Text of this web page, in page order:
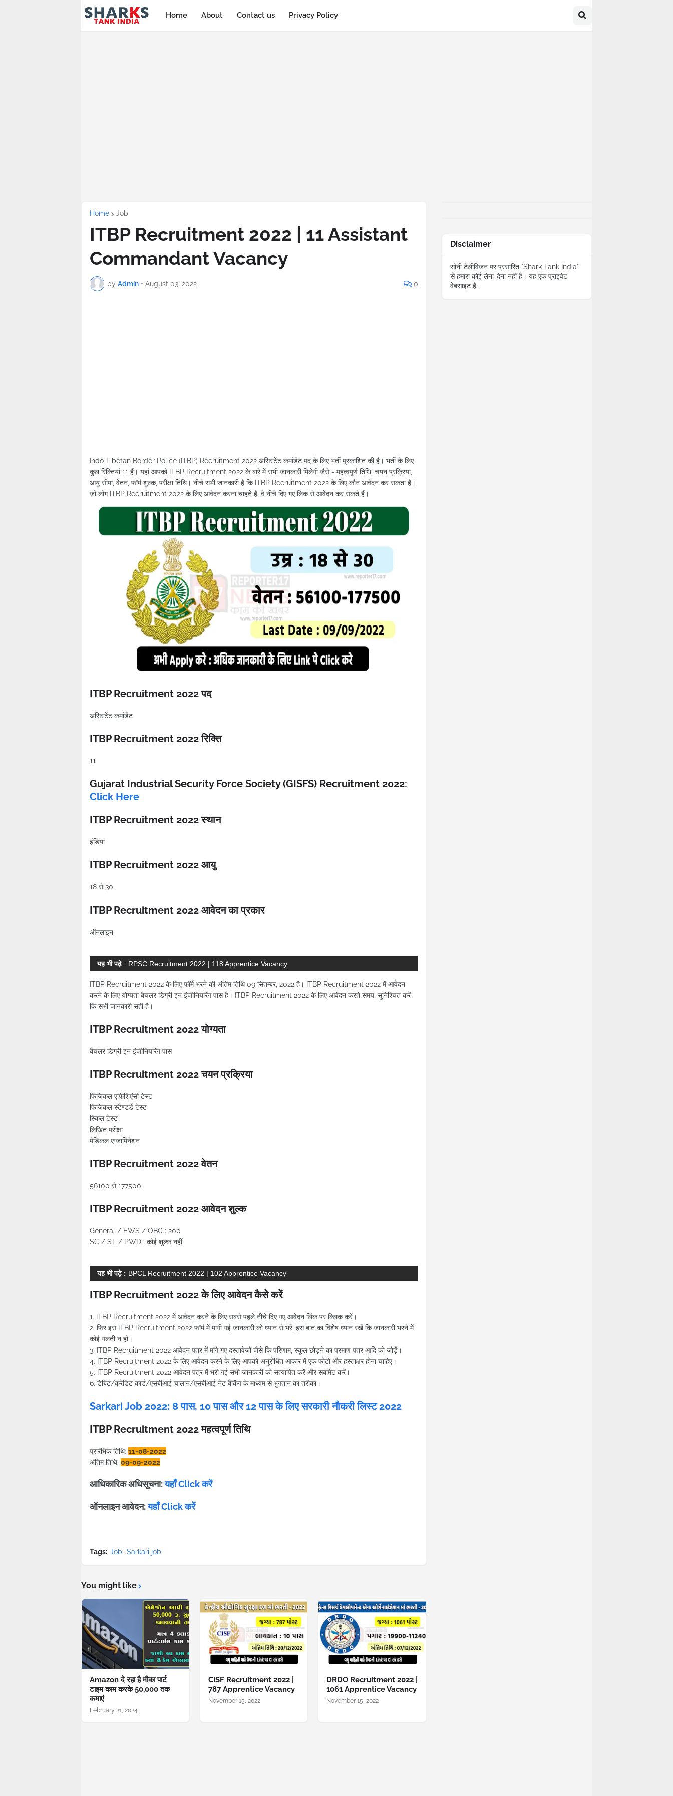
Home About Contact us Privacy Policy
Home Job
ITBP Recruitment 2022 | 11 Assistant
Commandant Vacancy
by Admin • August 03, 2022 0
Indo Tibetan Border Police (ITBP) Recruitment 2022 असिस्टेंट कमांडेंट पद के लिए भर्ती प्रकाशित की है। भर्ती के लिए
कुल रिक्तियां 11 हैं। यहां आपको ITBP Recruitment 2022 के बारे में सभी जानकारी मिलेगी जैसे - महत्वपूर्ण तिथि, चयन प्रक्रिया,
आयु सीमा, वेतन, फॉर्म शुल्क, परीक्षा तिथि। नीचे सभी जानकारी है कि ITBP Recruitment 2022 के लिए कौन आवेदन कर सकता है।
जो लोग ITBP Recruitment 2022 के लिए आवेदन करना चाहते हैं, वे नीचे दिए गए लिंक से आवेदन कर सकते हैं।
ITBP Recruitment 2022 पद
असिस्टेंट कमांडेंट
ITBP Recruitment 2022 रिक्ति
11
Gujarat Industrial Security Force Society (GISFS) Recruitment 2022:
Click Here
ITBP Recruitment 2022 स्थान
इंडिया
ITBP Recruitment 2022 आयु
18 से 30
ITBP Recruitment 2022 आवेदन का प्रकार
ऑनलाइन
यह भी पढ़े: RPSC Recruitment 2022 | 118 Apprentice Vacancy
ITBP Recruitment 2022 के लिए फॉर्म भरने की अंतिम तिथि 09 सितम्बर, 2022 है। ITBP Recruitment 2022 में आवेदन
करने के लिए योग्यता बैचलर डिग्री इन इंजीनियरिंग पास है। ITBP Recruitment 2022 के लिए आवेदन करते समय, सुनिश्चित करें
कि सभी जानकारी सही है।
ITBP Recruitment 2022 योग्यता
बैचलर डिग्री इन इंजीनियरिंग पास
ITBP Recruitment 2022 चयन प्रक्रिया
फिजिकल एफिशिएंसी टेस्ट
फिजिकल स्टैण्डर्ड टेस्ट
स्किल टेस्ट
लिखित परीक्षा
मेडिकल एग्जामिनेशन
ITBP Recruitment 2022 वेतन
56100 से 177500
ITBP Recruitment 2022 आवेदन शुल्क
General / EWS / OBC : 200
SC / ST / PWD : कोई शुल्क नहीं
यह भी पढ़े: BPCL Recruitment 2022 | 102 Apprentice Vacancy
ITBP Recruitment 2022 के लिए आवेदन कैसे करें
1. ITBP Recruitment 2022 में आवेदन करने के लिए सबसे पहले नीचे दिए गए आवेदन लिंक पर क्लिक करें।
2. फिर इस ITBP Recruitment 2022 फॉर्म में मांगी गई जानकारी को ध्यान से भरें, इस बात का विशेष ध्यान रखें कि जानकारी भरने में
कोई गलती न हो।
3. ITBP Recruitment 2022 आवेदन पत्र में मांगे गए दस्तावेजों जैसे कि परिणाम, स्कूल छोड़ने का प्रमाण पत्र आदि को जोड़ें।
4. ITBP Recruitment 2022 के लिए आवेदन करने के लिए आपको अनुरोधित आकार में एक फोटो और हस्ताक्षर होना चाहिए।
5. ITBP Recruitment 2022 आवेदन पत्र में भरी गई सभी जानकारी को सत्यापित करें और सबमिट करें।
6. डेबिट/क्रेडिट कार्ड/एसबीआई चालान/एसबीआई नेट बैंकिंग के माध्यम से भुगतान का तरीका।
Sarkari Job 2022: 8 पास, 10 पास और 12 पास के लिए सरकारी नौकरी लिस्ट 2022
ITBP Recruitment 2022 महत्वपूर्ण तिथि
प्रारंभिक तिथि: 11-08-2022
अंतिम तिथि: 09-09-2022
आधिकारिक अधिसूचना:यहाँ Click करें
ऑनलाइन आवेदन:यहाँ Click करें
Tags: Job Sarkari job
You might like
Amazon दे रहा है मौका पार्ट
टाइम काम करके 50,000 तक
कमाएं
February 21, 2024
CISF Recruitment 2022 |
787 Apprentice Vacancy
November 15, 2022
DRDO Recruitment 2022 |
1061 Apprentice Vacancy
November 15, 2022
Disclaimer
सोनी टेलीविजन पर प्रसारित "Shark Tank India"
से हमारा कोई लेना-देना नहीं है। यह एक प्राइवेट
वेबसाइट है.